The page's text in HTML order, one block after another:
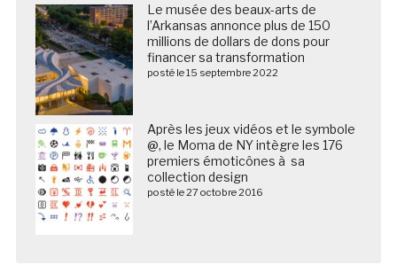
Le musée des beaux-arts de
l’Arkansas annonce plus de 150
millions de dollars de dons pour
financer sa transformation
posté le 15 septembre 2022
Après les jeux vidéos et le symbole
@, le Moma de NY intègre les 176
premiers émoticônes à sa
collection design
posté le 27 octobre 2016